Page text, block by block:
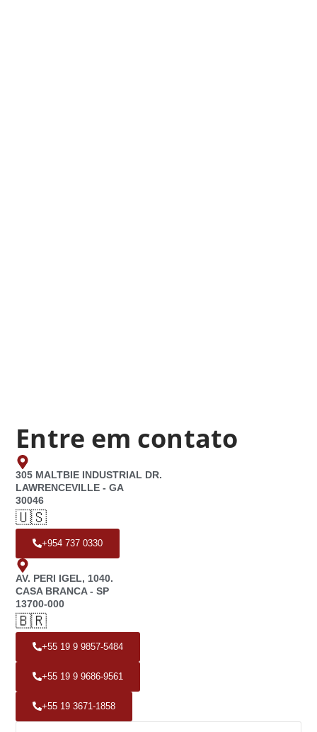
Entre em contato
305 MALTBIE INDUSTRIAL DR.
LAWRENCEVILLE - GA
30046
🇺🇸
+954 737 0330
AV. PERI IGEL, 1040.
CASA BRANCA - SP
13700-000
🇧🇷
+55 19 9 9857-5484
+55 19 9 9686-9561
+55 19 3671-1858